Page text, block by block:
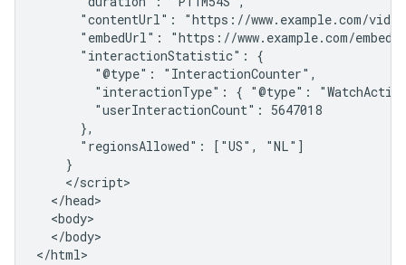
"contentUrl": "https://www.example.com/
"embedUrl": "https://www.example.com/embed/
      "interactionStatistic": {
        "@type": "InteractionCounter",
"interactionType": { "@type":
        "userInteractionCount": 5647018
      },
      "regionsAllowed": ["US", "NL"]
    }
    </script>
  </head>
  <body>
  </body>
</html>